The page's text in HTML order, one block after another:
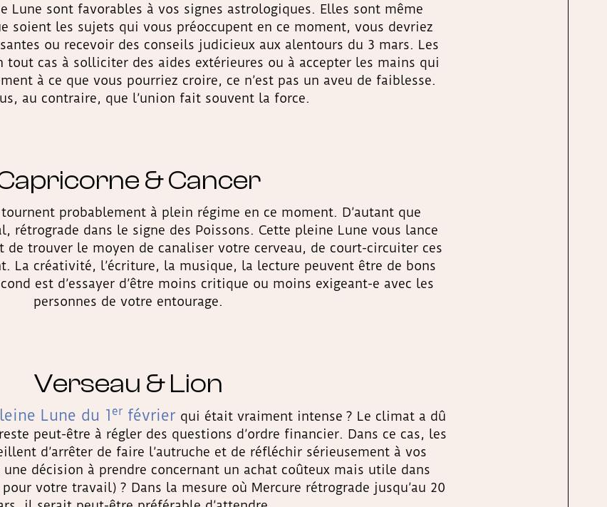
Lune sont favorables à vos signes astrologiques. Elles sont même
soient les sujets qui vous préoccupent en ce moment, vous devriez
ou recevoir des conseils judicieux aux alentours du 3 mars. Les
tout cas à solliciter des aides extérieures ou à accepter les mains qui
à ce que vous pourriez croire, ce n’est pas un aveu de faiblesse.
au contraire, que l’union fait souvent la force.
& Cancer
probablement à plein régime en ce moment. D’autant que
rétrograde dans le signe des Poissons. Cette pleine Lune vous lance
de trouver le moyen de canaliser votre cerveau, de court-circuiter ces
La créativité, l’écriture, la musique, la lecture peuvent être de bons
est d’essayer d’être moins critique ou moins exigeant-e avec les
personnes de votre entourage.
Verseau & Lion
Lune du 1 er février qui était vraiment intense ? Le climat a dû
peut-être à régler des questions d’ordre financier. Dans ce cas, les
d’arrêter de faire l’autruche et de réfléchir sérieusement à vos
décision à prendre concernant un achat coûteux mais utile dans
votre travail) ? Dans la mesure où Mercure rétrograde jusqu’au 20